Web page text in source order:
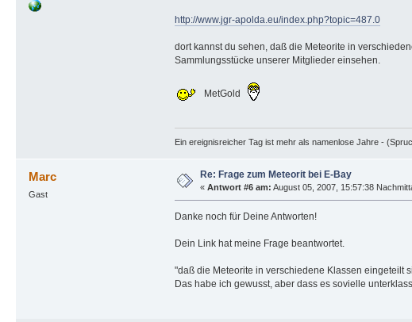
http://www.jgr-apolda.eu/index.php?topic=487.0
dort kannst du sehen, daß die Meteorite in
Sammlungsstücke unserer Mitglieder einsehen.
MetGold
Ein ereignisreicher Tag ist mehr als namenlose Jahre -
Marc
Gast
Re: Frage zum Meteorit bei E-Bay
« Antwort #6 am: August 05, 2007, 15:57:38
Danke noch für Deine Antworten!
Dein Link hat meine Frage beantwortet.
"daß die Meteorite in verschiedene Klassen eingeteilt
Das habe ich gewusst, aber dass es sovielle